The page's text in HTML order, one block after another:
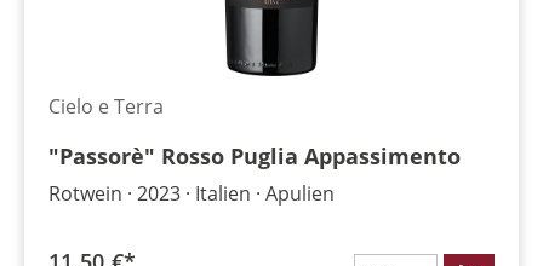
Cielo e Terra
"Passorè" Rosso Puglia Appassimento
Rotwein 2023 Italien Apulien